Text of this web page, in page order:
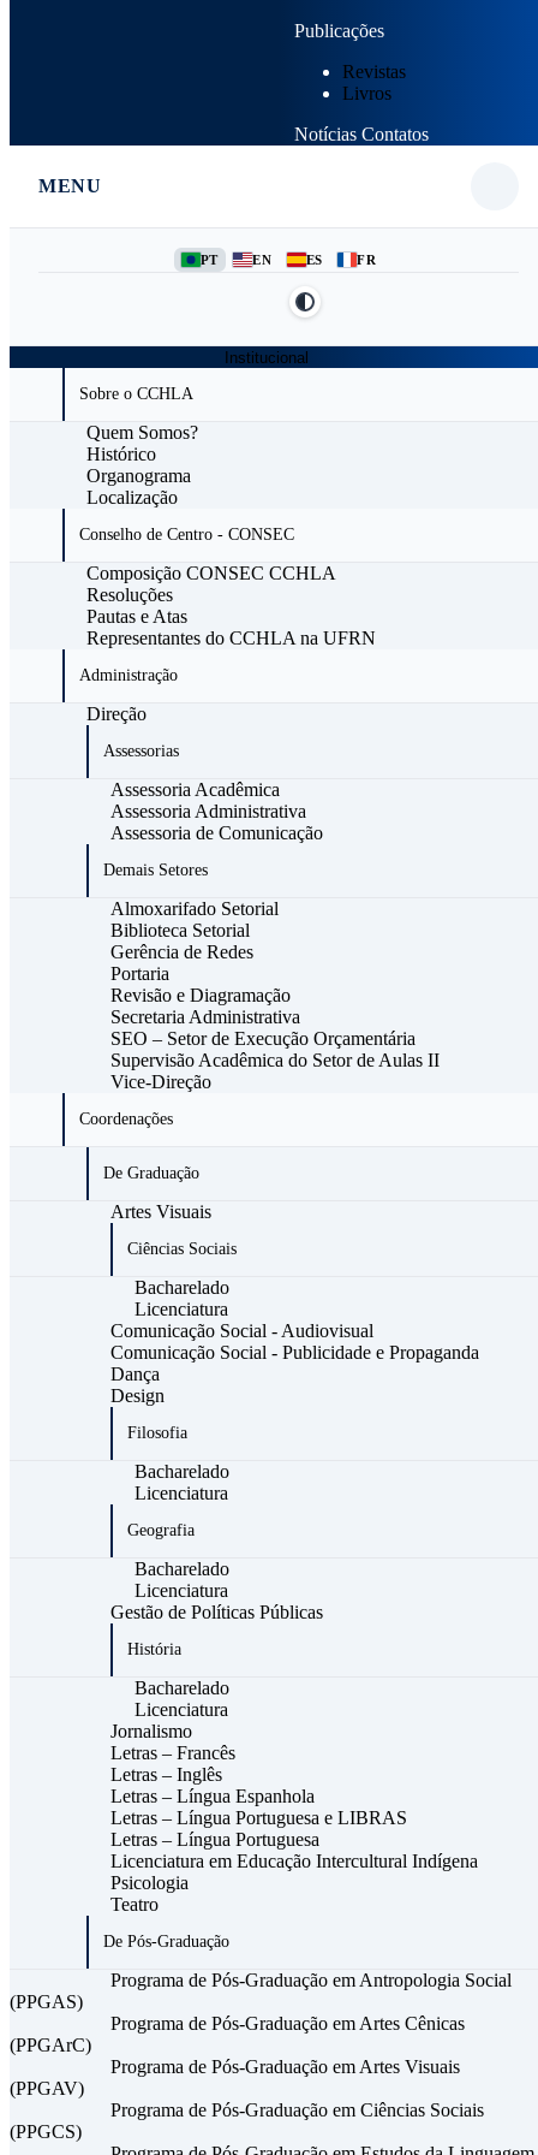
Publicações
Revistas
Livros
Notícias Contatos
MENU
PT EN ES FR
Institucional
Sobre o CCHLA
Quem Somos?
Histórico
Organograma
Localização
Conselho de Centro - CONSEC
Composição CONSEC CCHLA
Resoluções
Pautas e Atas
Representantes do CCHLA na UFRN
Administração
Direção
Assessorias
Assessoria Acadêmica
Assessoria Administrativa
Assessoria de Comunicação
Demais Setores
Almoxarifado Setorial
Biblioteca Setorial
Gerência de Redes
Portaria
Revisão e Diagramação
Secretaria Administrativa
SEO – Setor de Execução Orçamentária
Supervisão Acadêmica do Setor de Aulas II
Vice-Direção
Coordenações
De Graduação
Artes Visuais
Ciências Sociais
Bacharelado
Licenciatura
Comunicação Social - Audiovisual
Comunicação Social - Publicidade e Propaganda
Dança
Design
Filosofia
Bacharelado
Licenciatura
Geografia
Bacharelado
Licenciatura
Gestão de Políticas Públicas
História
Bacharelado
Licenciatura
Jornalismo
Letras – Francês
Letras – Inglês
Letras – Língua Espanhola
Letras – Língua Portuguesa e LIBRAS
Letras – Língua Portuguesa
Licenciatura em Educação Intercultural Indígena
Psicologia
Teatro
De Pós-Graduação
Programa de Pós-Graduação em Antropologia Social
(PPGAS)
Programa de Pós-Graduação em Artes Cênicas
(PPGArC)
Programa de Pós-Graduação em Artes Visuais
(PPGAV)
Programa de Pós-Graduação em Ciências Sociais
(PPGCS)